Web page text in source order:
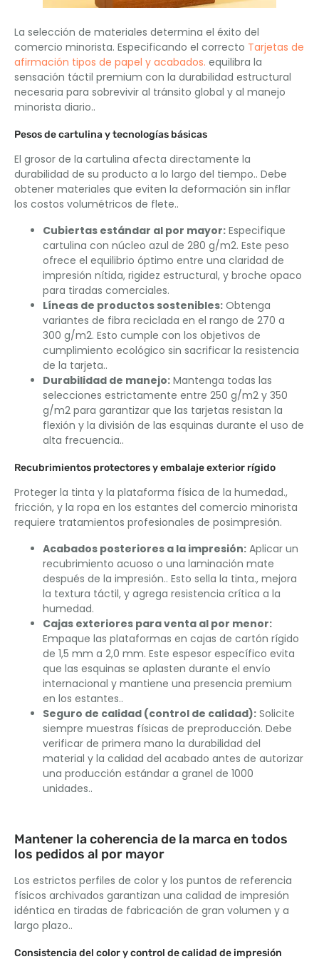
La selección de materiales determina el éxito del
comercio minorista. Especificando el correcto Tarjetas de
afirmación tipos de papel y acabados. equilibra la
sensación táctil premium con la durabilidad estructural
necesaria para sobrevivir al tránsito global y al manejo
minorista diario..
Pesos de cartulina y tecnologías básicas
El grosor de la cartulina afecta directamente la
durabilidad de su producto a lo largo del tiempo.. Debe
obtener materiales que eviten la deformación sin inflar
los costos volumétricos de flete..
Cubiertas estándar al por mayor: Especifique
cartulina con núcleo azul de 280 g/m2. Este peso
ofrece el equilibrio óptimo entre una claridad de
impresión nítida, rigidez estructural, y broche opaco
para tiradas comerciales.
Líneas de productos sostenibles: Obtenga
variantes de fibra reciclada en el rango de 270 a
300 g/m2. Esto cumple con los objetivos de
cumplimiento ecológico sin sacrificar la resistencia
de la tarjeta..
Durabilidad de manejo: Mantenga todas las
selecciones estrictamente entre 250 g/m2 y 350
g/m2 para garantizar que las tarjetas resistan la
flexión y la división de las esquinas durante el uso de
alta frecuencia..
Recubrimientos protectores y embalaje exterior rígido
Proteger la tinta y la plataforma física de la humedad.,
fricción, y la ropa en los estantes del comercio minorista
requiere tratamientos profesionales de posimpresión.
Acabados posteriores a la impresión: Aplicar un
recubrimiento acuoso o una laminación mate
después de la impresión.. Esto sella la tinta., mejora
la textura táctil, y agrega resistencia crítica a la
humedad.
Cajas exteriores para venta al por menor:
Empaque las plataformas en cajas de cartón rígido
de 1,5 mm a 2,0 mm. Este espesor específico evita
que las esquinas se aplasten durante el envío
internacional y mantiene una presencia premium
en los estantes..
Seguro de calidad (control de calidad): Solicite
siempre muestras físicas de preproducción. Debe
verificar de primera mano la durabilidad del
material y la calidad del acabado antes de autorizar
una producción estándar a granel de 1000
unidades..
Mantener la coherencia de la marca en todos
los pedidos al por mayor
Los estrictos perfiles de color y los puntos de referencia
físicos archivados garantizan una calidad de impresión
idéntica en tiradas de fabricación de gran volumen y a
largo plazo..
Consistencia del color y control de calidad de impresión